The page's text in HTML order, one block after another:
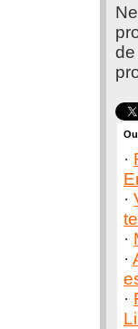
·
·
·
·
·